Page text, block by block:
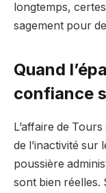
longtemps,
sagement pour
Quand
confiance
L’affaire de
de l’inactivité sur
poussière
sont bien réelles.